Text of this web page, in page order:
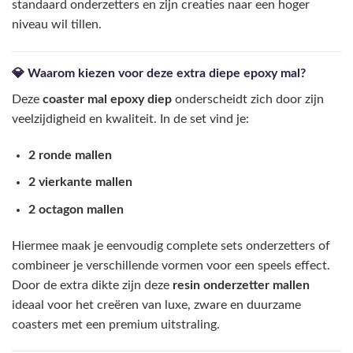
standaard onderzetters en zijn creaties naar een hoger
niveau wil tillen.
💎 Waarom kiezen voor deze extra diepe epoxy mal?
Deze coaster mal epoxy diep onderscheidt zich door zijn
veelzijdigheid en kwaliteit. In de set vind je:
2 ronde mallen
2 vierkante mallen
2 octagon mallen
Hiermee maak je eenvoudig complete sets onderzetters of
combineer je verschillende vormen voor een speels effect.
Door de extra dikte zijn deze resin onderzetter mallen
ideaal voor het creëren van luxe, zware en duurzame
coasters met een premium uitstraling.